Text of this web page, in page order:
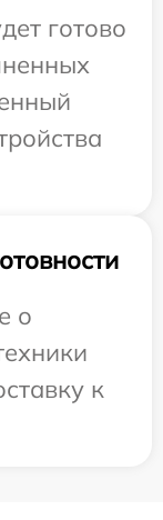
готово
о
к